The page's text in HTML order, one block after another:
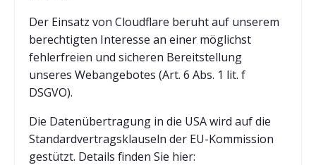
Der Einsatz von Cloudflare beruht auf unserem
berechtigten Interesse an einer möglichst
fehlerfreien und sicheren Bereitstellung
unseres Webangebotes (Art. 6 Abs. 1 lit. f
DSGVO).
Die Datenübertragung in die USA wird auf die
Standardvertragsklauseln der EU-Kommission
gestützt. Details finden Sie hier: